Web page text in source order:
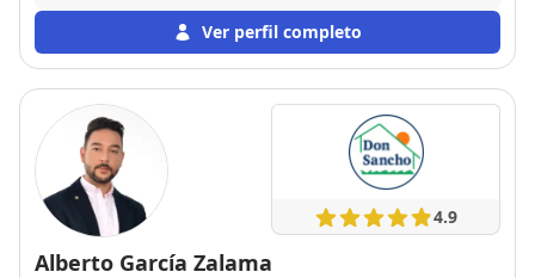
Ver perfil completo
4.9
Alberto García Zalama